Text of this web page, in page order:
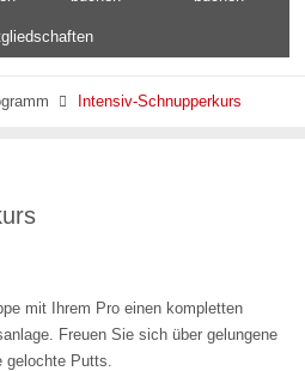
 Intensiv-Schnupperkurs
mit Ihrem Pro einen kompletten
Freuen Sie sich über gelungene
Putts.